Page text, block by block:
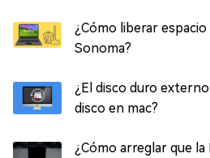
¿Cómo liberar
Sonoma?
¿El disco duro
disco en mac?
¿Cómo arreglar que la